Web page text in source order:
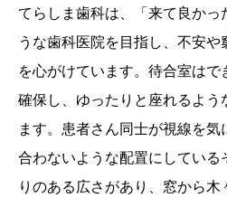
てらしま歯科は、「来て良かっ
うな歯科医院を目指し、不安
を心がけています。待合室は
確保し、ゆったりと座れるよ
ます。患者さん同士が視線を
合わないような配置にしている
りのある広さがあり、窓から木